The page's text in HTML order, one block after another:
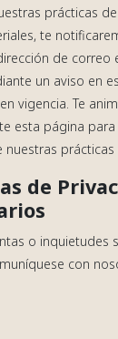
prácticas
te
de
un aviso en
vigencia. Te
esta página
nuestras
de
o inquietudes
con